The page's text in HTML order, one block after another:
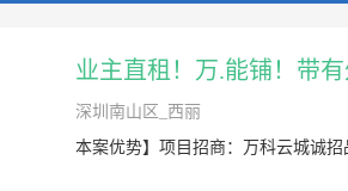
业主直租！万.能铺！带
深圳南山区_西丽
本案优势】项目招商：万科云城诚